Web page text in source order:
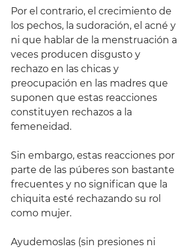
Por el contrario, el crecimiento de
los pechos, la sudoración, el acné y
ni que hablar de la menstruación a
veces producen disgusto y
rechazo en las chicas y
preocupación en las madres que
suponen que estas reacciones
constituyen rechazos a la
femeneidad.
Sin embargo, estas reacciones por
parte de las púberes son bastante
frecuentes y no significan que la
chiquita esté rechazando su rol
como mujer.
Ayudemoslas (sin presiones ni